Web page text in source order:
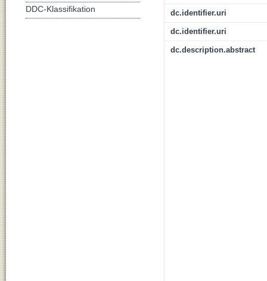
dc.identifier.uri
dc.identifier.uri
dc.description.abstract
DDC-Klassifikation